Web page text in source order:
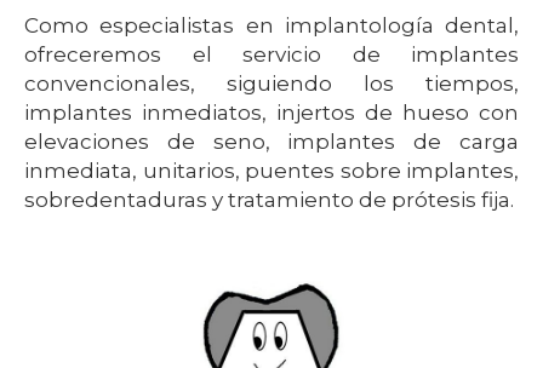
Como especialistas en implantología dental,
ofreceremos el servicio de implantes
convencionales, siguiendo los tiempos,
implantes inmediatos, injertos de hueso con
elevaciones de seno, implantes de carga
inmediata, unitarios, puentes sobre implantes,
sobredentaduras y tratamiento de prótesis fija.